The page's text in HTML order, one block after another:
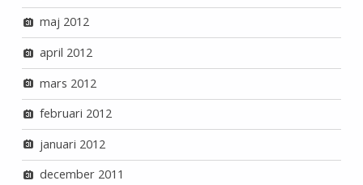
maj 2012
april 2012
mars 2012
februari 2012
januari 2012
december 2011